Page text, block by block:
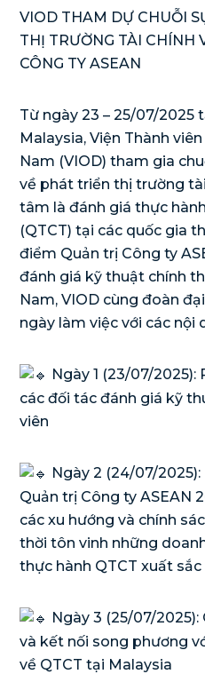
VIOD THAM DỰ CHUỖI
THỊ TRƯỜNG TÀI CHÍNH
CÔNG TY ASEAN
Từ ngày 23 – 25/07/2025
Malaysia, Viện Thành
Nam (VIOD) tham gia
về phát triển thị trường
tâm là đánh giá thực
(QTCT) tại các quốc gia
điểm Quản trị Công ty
đánh giá kỹ thuật chính
Nam, VIOD cùng đoàn
ngày làm việc với các nội
Ngày 1 (23/07/
các đối tác đánh giá kỹ
viên
Ngày 2 (24/07/
Quản trị Công ty ASEAN
các xu hướng và chính
thời tôn vinh những
thực hành QTCT xuất
Ngày 3 (25/07/
và kết nối song phương
về QTCT tại Malaysia